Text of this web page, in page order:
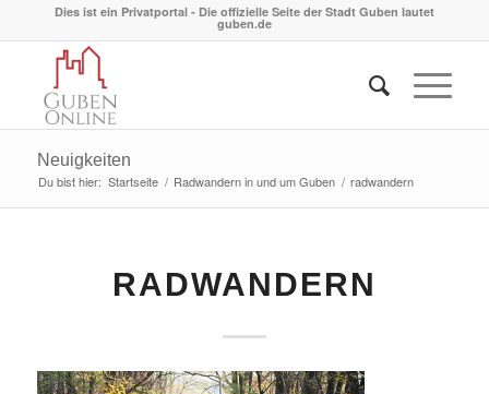
Dies ist ein Privatportal - Die offizielle Seite der Stadt Guben lautet
guben.de
Neuigkeiten
Du bist hier: Startseite / Radwandern in und um Guben / radwandern
RADWANDERN